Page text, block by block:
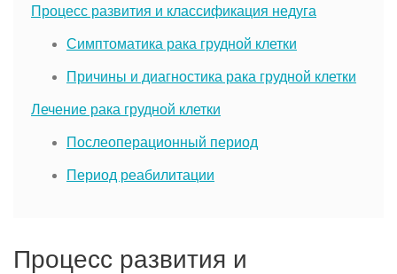
Процесс развития и классификация недуга
Симптоматика рака грудной клетки
Причины и диагностика рака грудной клетки
Лечение рака грудной клетки
Послеоперационный период
Период реабилитации
Процесс развития и